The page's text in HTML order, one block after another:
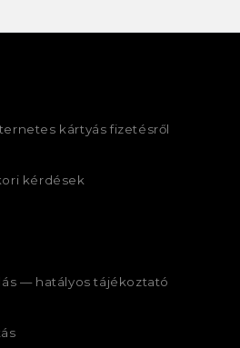
kártyás fizetésről
kérdések
— hatályos tájékoztató